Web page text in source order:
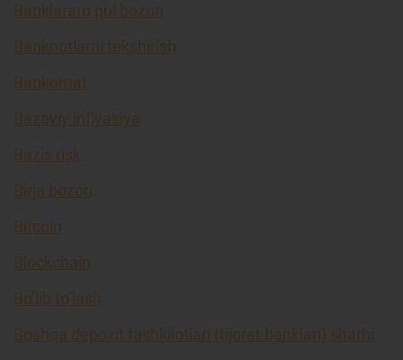
Banklararo pul bozori
Banknotlarni tekshirish
Bankomat
Bazaviy inflyasiya
Bazis risk
Birja bozori
Bitcoin
Blockchain
Bo’lib to’lash
Boshqa depozit tashkilotlari (tijorat banklari) sharhi